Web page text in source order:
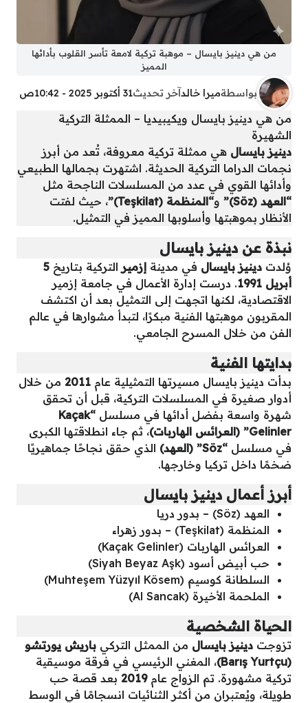
من هي دينيز بايسال – موهبة تركية لامعة تأسر القلوب بأدائها
المميز
بواسطةميرا خالدآخر تحديث31 أكتوبر 2025 - 10:42ص
من هي دينيز بايسال ويكيبيديا – الممثلة التركية
الشهيرة
دينيز بايسال هي ممثلة تركية معروفة، تُعد من أبرز
نجمات الدراما التركية الحديثة. اشتهرت بجمالها الطبيعي
وأدائها القوي في عدد من المسلسلات الناجحة مثل
“العهد (Söz)”
و“المنظمة (Teşkilat)”
، حيث لفتت
الأنظار بموهبتها وأسلوبها المميز في التمثيل.
نبذة عن دينيز بايسال
وُلدت دينيز بايسال في مدينة إزمير التركية بتاريخ 5
أبريل 1991
. درست إدارة الأعمال في جامعة إزمير
الاقتصادية، لكنها اتجهت إلى التمثيل بعد أن اكتشف
المقربون موهبتها الفنية مبكرًا، لتبدأ مشوارها في عالم
الفن من خلال المسرح الجامعي.
بدايتها الفنية
بدأت دينيز بايسال مسيرتها التمثيلية عام 2011 من خلال
أدوار صغيرة في المسلسلات التركية، قبل أن تحقق
شهرة واسعة بفضل أدائها في مسلسل
“Kaçak
Gelinler” (العرائس الهاربات)
، ثم جاء انطلاقتها الكبرى
في مسلسل “Söz” (العهد)
الذي حقق نجاحًا جماهيريًا
ضخمًا داخل تركيا وخارجها.
أبرز أعمال دينيز بايسال
العهد (Söz) – بدور دريا
المنظمة (Teşkilat) – بدور زهراء
العرائس الهاربات (Kaçak Gelinler)
حب أبيض أسود (Siyah Beyaz Aşk)
السلطانة كوسيم (Muhteşem Yüzyıl Kösem)
الملحمة الأخيرة (Al Sancak)
الحياة الشخصية
تزوجت دينيز بايسال من الممثل التركي باريش يورتشو
(Barış Yurtçu)
، المغني الرئيسي في فرقة موسيقية
تركية مشهورة. تم الزواج عام2019 بعد قصة حب
طويلة، ويُعتبران من أكثر الثنائيات انسجامًا في الوسط